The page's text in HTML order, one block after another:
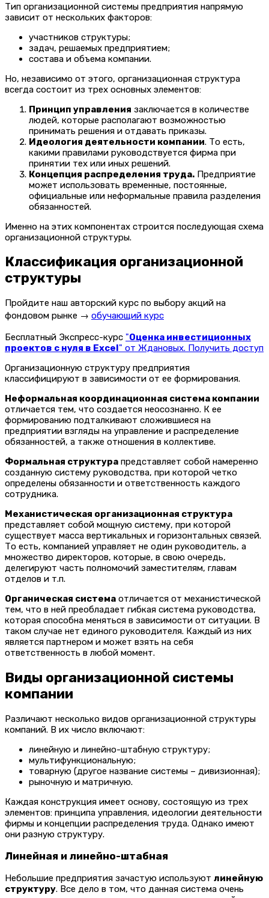
Тип организационной системы предприятия напрямую
зависит от нескольких факторов:
участников структуры;
задач, решаемых предприятием;
состава и объема компании.
Но, независимо от этого, организационная структура
всегда состоит из трех основных элементов:
Принцип управления заключается в количестве
людей, которые располагают возможностью
принимать решения и отдавать приказы.
Идеология деятельности компании. То есть,
какими правилами руководствуется фирма при
принятии тех или иных решений.
Концепция распределения труда. Предприятие
может использовать временные, постоянные,
официальные или неформальные правила разделения
обязанностей.
Именно на этих компонентах строится последующая схема
организационной структуры.
Классификация организационной
структуры
Пройдите наш авторский курс по выбору акций на
фондовом рынке → обучающий курс
Бесплатный Экспресс-курс "Оценка инвестиционных
проектов с нуля в Excel" от Ждановых. Получить доступ
Организационную структуру предприятия
классифицируют в зависимости от ее формирования.
Неформальная координационная система компании
отличается тем, что создается неосознанно. К ее
формированию подталкивают сложившиеся на
предприятии взгляды на управление и распределение
обязанностей, а также отношения в коллективе.
Формальная структура представляет собой намеренно
созданную систему руководства, при которой четко
определены обязанности и ответственность каждого
сотрудника.
Механистическая организационная структура
представляет собой мощную систему, при которой
существует масса вертикальных и горизонтальных связей.
То есть, компанией управляет не один руководитель, а
множество директоров, которые, в свою очередь,
делегируют часть полномочий заместителям, главам
отделов и т.п.
Органическая система отличается от механистической
тем, что в ней преобладает гибкая система руководства,
которая способна меняться в зависимости от ситуации. В
таком случае нет единого руководителя. Каждый из них
является партнером и может взять на себя
ответственность в любой момент.
Виды организационной системы
компании
Различают несколько видов организационной структуры
компаний. В их число включают:
линейную и линейно-штабную структуру;
мультифункциональную;
товарную (другое название системы – дивизионная);
рыночную и матричную.
Каждая конструкция имеет основу, состоящую из трех
элементов: принципа управления, идеологии деятельности
фирмы и концепции распределения труда. Однако имеют
они разную структуру.
Линейная и линейно-штабная
Небольшие предприятия зачастую используют линейную
структуру. Все дело в том, что данная система очень